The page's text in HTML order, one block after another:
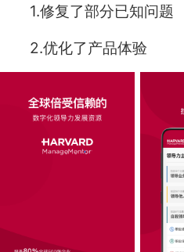
1.修复了部分已知问题
2.优化了产品体验